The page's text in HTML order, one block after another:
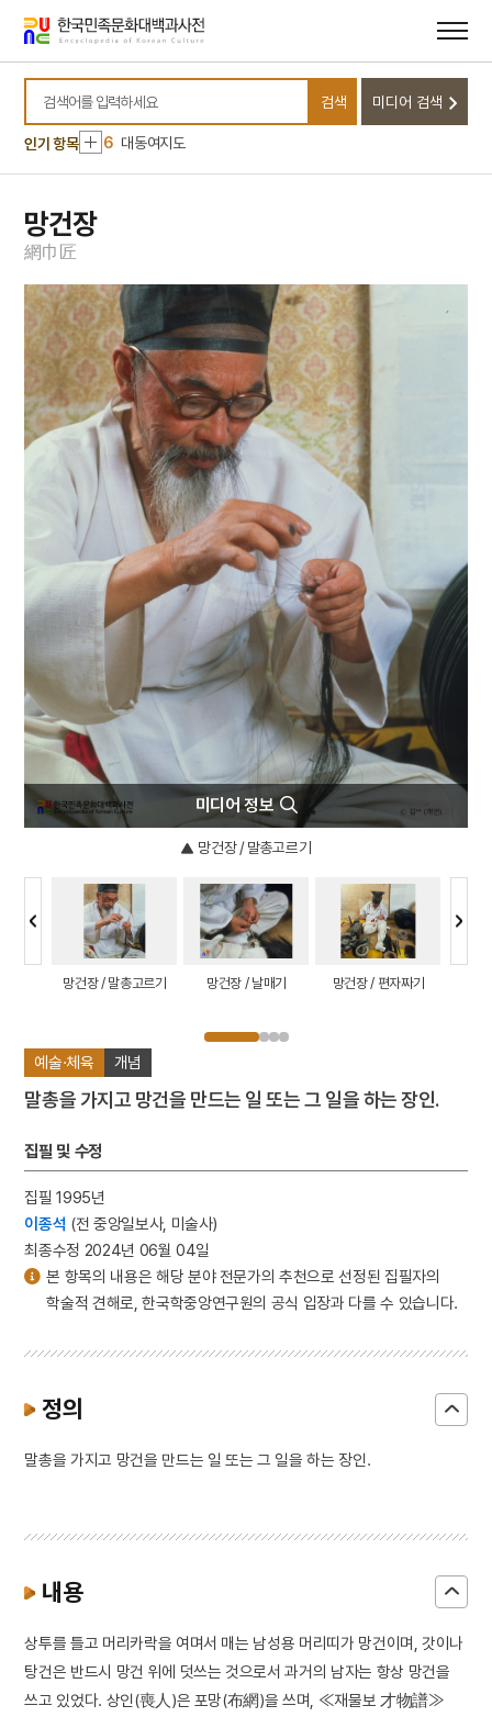
바로가기
바로가기
검색어를 입력하세요
검색 미디어 검색
인기 항목
3
세조
4 한명회
5 고풀이
6 대동여지도
7 북조선임시인민위원회
1 금성대군
2
효감천
세조
4 한명회
고풀이
대동여지도
7
북조선임시인민위원회
이순신
9
절기
10
김령
망건장
網巾 匠
예술·체육 개념
말총을 가지고 망건을 만드는 일 또는 그 일을 하는 장인.
집필 및 수정
집필 1995년
이종석 (전 중앙일보사, 미술사)
최종수정 2024년 06월 04일
미디어 정보
망건장 / 말총고르기
망건장 / 말총고르기 망건장 / 날매기 망건장 / 편자짜기
본 항목의 내용은 해당 분야 전문가의 추천으로 선정된 집필자의
학술적 견해로, 한국학중앙연구원의 공식 입장과 다를 수 있습니다.
정의
말총을 가지고 망건을 만드는 일 또는 그 일을 하는 장인.
내용
상투를 틀고 머리카락을 여며서 매는 남성용 머리띠가 망건이며, 갓이나
탕건은 반드시 망건 위에 덧쓰는 것으로서 과거의 남자는 항상 망건을
쓰고 있었다. 상인(喪人)은 포망(布網)을 쓰며, ≪재물보 才物譜≫